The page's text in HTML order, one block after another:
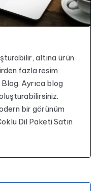
altına ürün
fazla resim
Blog. Ayrıca blog
bir görünüm
Dil Paketi Satın